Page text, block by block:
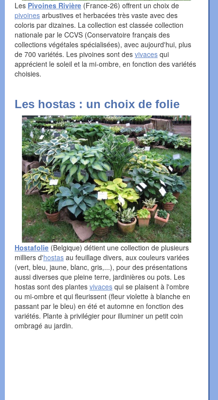
Les Pivoines Rivière (France-26) offrent un choix de
pivoines arbustives et herbacées très vaste avec des
coloris par dizaines. La collection est classée collection
nationale par le CCVS (Conservatoire français des
collections végétales spécialisées), avec aujourd'hui, plus
de 700 variétés. Les pivoines sont des vivaces qui
apprécient le soleil et la mi-ombre, en fonction des variétés
choisies.
Les hostas : un choix de folie
Hostafolie (Belgique) détient une collection de plusieurs
milliers d'hostas au feuillage divers, aux couleurs variées
(vert, bleu, jaune, blanc, gris,...), pour des présentations
aussi diverses que pleine terre, jardinières ou pots. Les
hostas sont des plantes vivaces qui se plaisent à l'ombre
ou mi-ombre et qui fleurissent (fleur violette à blanche en
passant par le bleu) en été et automne en fonction des
variétés. Plante à privilégier pour illuminer un petit coin
ombragé au jardin.